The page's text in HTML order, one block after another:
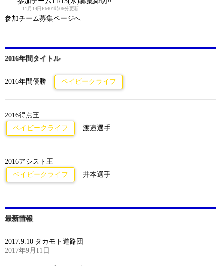
11月14日PM01時06分更新
参加チーム募集ページへ
2016年間タイトル
2016年間優勝 ベイビークライフ
2016得点王
ベイビークライフ
渡邉選手
2016アシスト王
ベイビークライフ
井本選手
最新情報
2017.9.10 タカモト道路団
2017年9月11日